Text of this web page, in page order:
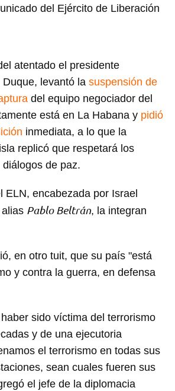
del Ejército de Liberación
atentado el presidente
levantó la suspensión de
del equipo negociador del
está en La Habana y pidió
inmediata, a lo que la
replicó que respetará los
de paz.
ELN, encabezada por Israel
Pablo Beltrán, la integran
en otro tuit, que su país "está
y contra la guerra, en defensa
sido víctima del terrorismo
y de una ejecutoria
el terrorismo en todas sus
sean cuales fueren sus
el jefe de la diplomacia